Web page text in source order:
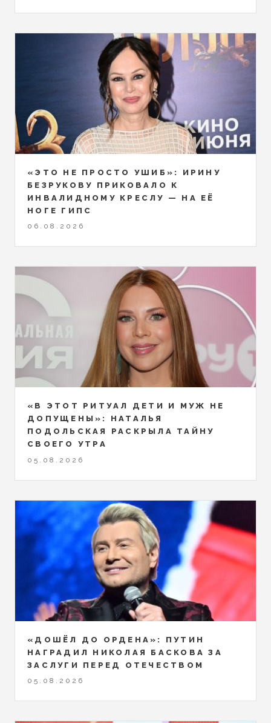
«ЭТО НЕ ПРОСТО УШИБ»: ИРИНУ
БЕЗРУКОВУ ПРИКОВАЛО К
ИНВАЛИДНОМУ КРЕСЛУ — НА ЕЁ
НОГЕ ГИПС
06.08.2026
«В ЭТОТ РИТУАЛ ДЕТИ И МУЖ НЕ
ДОПУЩЕНЫ»: НАТАЛЬЯ
ПОДОЛЬСКАЯ РАСКРЫЛА ТАЙНУ
СВОЕГО УТРА
05.08.2026
«ДОШЁЛ ДО ОРДЕНА»: ПУТИН
НАГРАДИЛ НИКОЛАЯ БАСКОВА ЗА
ЗАСЛУГИ ПЕРЕД ОТЕЧЕСТВОМ
05.08.2026